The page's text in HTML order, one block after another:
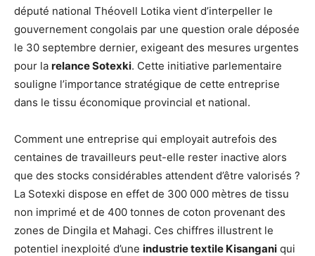
député national Théovell Lotika vient d’interpeller le
gouvernement congolais par une question orale déposée
le 30 septembre dernier, exigeant des mesures urgentes
pour la relance Sotexki. Cette initiative parlementaire
souligne l’importance stratégique de cette entreprise
dans le tissu économique provincial et national.
Comment une entreprise qui employait autrefois des
centaines de travailleurs peut-elle rester inactive alors
que des stocks considérables attendent d’être valorisés ?
La Sotexki dispose en effet de 300 000 mètres de tissu
non imprimé et de 400 tonnes de coton provenant des
zones de Dingila et Mahagi. Ces chiffres illustrent le
potentiel inexploité d’une industrie textile Kisangani qui